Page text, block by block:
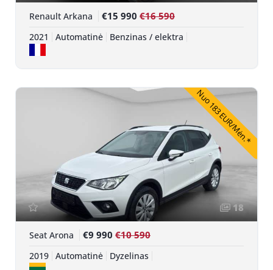
Renault Arkana €15 990 €16 590
2021 Automatinė Benzinas / elektra
Nuo 183 EUR/Mėn.*
18
Seat Arona €9 990 €10 590
2019 Automatinė Dyzelinas